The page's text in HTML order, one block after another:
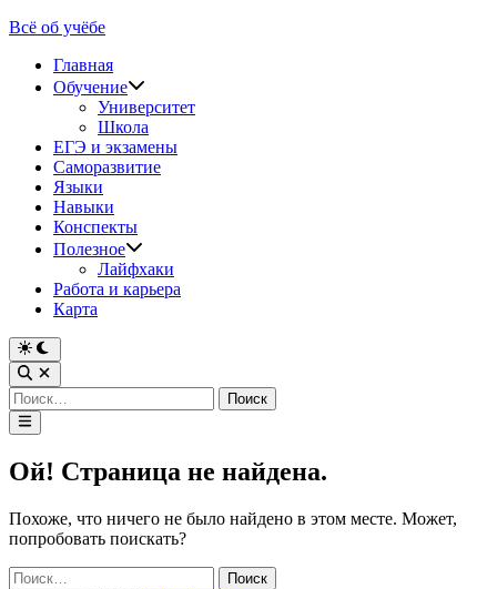
Перейти
содержимому
Всё об учёбе
Главная
Обучение
Университет
Школа
ЕГЭ и экзамены
Саморазвитие
Языки
Навыки
Конспекты
Полезное
Лайфхаки
Работа и карьера
Карта
Переключить
на
тёмный
режим
Открыть
поиск
Найти:
Главное
меню
Ой! Страница не найдена.
Похоже, что ничего не было найдено в этом месте. Может,
попробовать поискать?
Найти: